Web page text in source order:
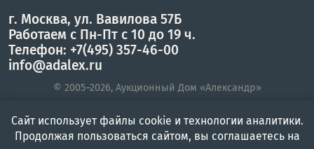
г. Москва, ул. Вавилова 57Б
Работаем с Пн-Пт с 10 до 19 ч.
Телефон: +7(495) 357-46-00
info@adalex.ru
© 2005–2026, Аукционный Дом «Александр»
Сайт использует файлы cookie и технологии аналитики.
Продолжая пользоваться сайтом, вы соглашаетесь на
Главная Войти Меню